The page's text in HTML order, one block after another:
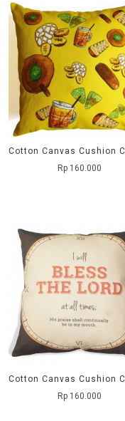
Rp 160.000
Rp 160.000